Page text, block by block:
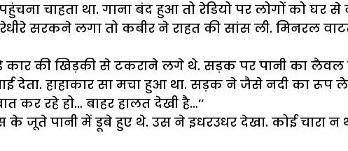
चाहता था. गाना बंद हुआ तो रेडियो पर लोगों को घर
सरकने लगा तो कबीर ने राहत की सांस ली. मिनरल
कार की खिड़की से टकराने लगे थे. सड़क पर पानी का लैवल
देता. हाहाकार सा मचा हुआ था. सड़क ने जैसे नदी का रूप ले
कर रहे हो… बाहर हालत देखी है…’’
के जूते पानी में डूबे हुए थे. उस ने इधरउधर देखा. कोई चारा न